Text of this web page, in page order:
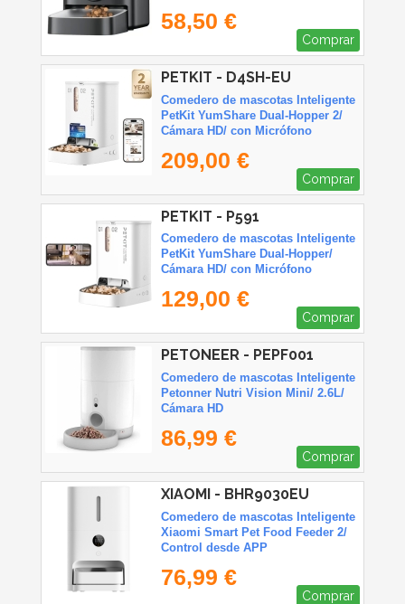
58,50 €
Comprar
PETKIT - D4SH-EU
Comedero de mascotas Inteligente
PetKit YumShare Dual-Hopper 2/
Cámara HD/ con Micrófono
209,00 €
Comprar
PETKIT - P591
Comedero de mascotas Inteligente
PetKit YumShare Dual-Hopper/
Cámara HD/ con Micrófono
129,00 €
Comprar
PETONEER - PEPF001
Comedero de mascotas Inteligente
Petonner Nutri Vision Mini/ 2.6L/
Cámara HD
86,99 €
Comprar
XIAOMI - BHR9030EU
Comedero de mascotas Inteligente
Xiaomi Smart Pet Food Feeder 2/
Control desde APP
76,99 €
Comprar